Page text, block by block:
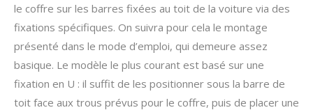
le coffre sur les barres fixées au toit de la voiture via des
fixations spécifiques. On suivra pour cela le montage
présenté dans le mode d’emploi, qui demeure assez
basique. Le modèle le plus courant est basé sur une
fixation en U : il suffit de les positionner sous la barre de
toit face aux trous prévus pour le coffre, puis de placer une